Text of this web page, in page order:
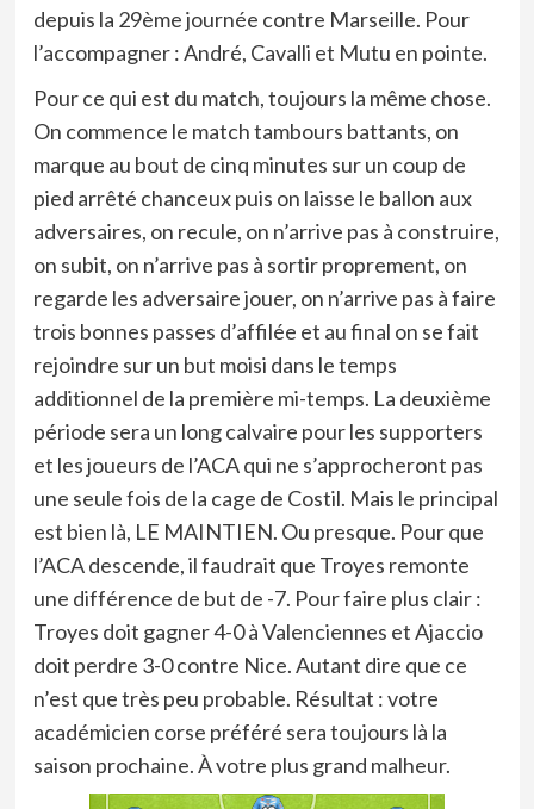
depuis la 29ème journée contre Marseille. Pour
l’accompagner : André, Cavalli et Mutu en pointe.
Pour ce qui est du match, toujours la même chose.
On commence le match tambours battants, on
marque au bout de cinq minutes sur un coup de
pied arrêté chanceux puis on laisse le ballon aux
adversaires, on recule, on n’arrive pas à construire,
on subit, on n’arrive pas à sortir proprement, on
regarde les adversaire jouer, on n’arrive pas à faire
trois bonnes passes d’affilée et au final on se fait
rejoindre sur un but moisi dans le temps
additionnel de la première mi-temps. La deuxième
période sera un long calvaire pour les supporters
et les joueurs de l’ACA qui ne s’approcheront pas
une seule fois de la cage de Costil. Mais le principal
est bien là, LE MAINTIEN. Ou presque. Pour que
l’ACA descende, il faudrait que Troyes remonte
une différence de but de -7. Pour faire plus clair :
Troyes doit gagner 4-0 à Valenciennes et Ajaccio
doit perdre 3-0 contre Nice. Autant dire que ce
n’est que très peu probable. Résultat : votre
académicien corse préféré sera toujours là la
saison prochaine. À votre plus grand malheur.